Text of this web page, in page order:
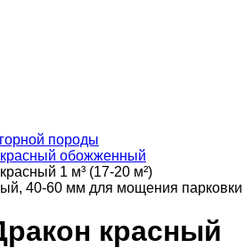
породы
обожженный
1 м³ (17-20 м²)
40-60 мм для мощения парковки
красный